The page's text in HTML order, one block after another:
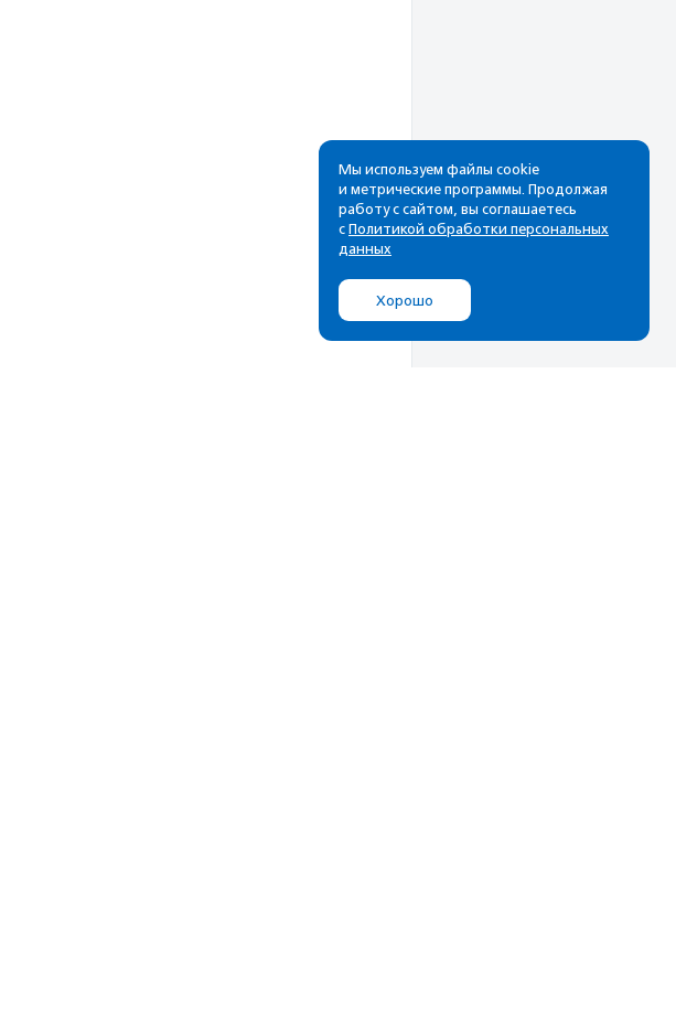
Рассылка
Cамые свежие новости,
почтовом ящике
Мы используем файлы cookie
и метрические программы. Продолжая
работу с сайтом, вы соглашаетесь
с Политикой обработки персональных
данных
Хорошо